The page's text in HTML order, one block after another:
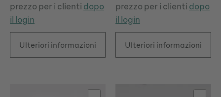
prezzo per i clienti dopo
il login
Ulteriori informazioni
prezzo per i clienti dopo
il login
Ulteriori informazioni